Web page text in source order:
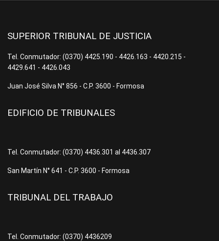
SUPERIOR TRIBUNAL DE JUSTICIA
Tel. Conmutador: (0370) 4425.190 - 4426.163 - 4420.215 -
4429.641 - 4426.043
Juan José Silva N° 856 - C.P. 3600 - Formosa
EDIFICIO DE TRIBUNALES
Tel. Conmutador: (0370) 4436.301 al 4436.307
San Martín N° 641 - C.P. 3600 - Formosa
TRIBUNAL DEL TRABAJO
Tel. Conmutador: (0370) 4436209